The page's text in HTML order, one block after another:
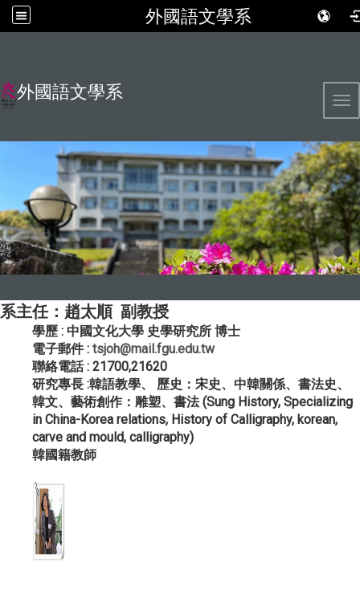
外國語文學系
外國語文學系
系主任：趙太順 副教授
學歷 : 中國文化大學 史學研究所 博士
電子郵件 : tsjoh@mail.fgu.edu.tw
聯絡電話 : 21700,21620
研究專長 :韓語教學、 歷史：宋史、中韓關係、書法史、
韓文、藝術創作：雕塑、書法 (Sung History, Specializing
in China-Korea relations, History of Calligraphy, korean,
carve and mould, calligraphy)
韓國籍教師